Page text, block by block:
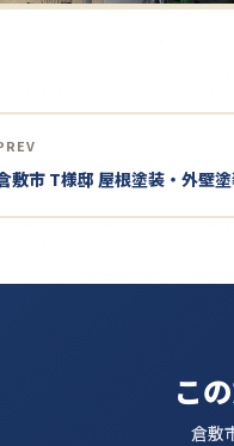
敷市 T様邸 屋根塗装・外壁
こ
倉敷